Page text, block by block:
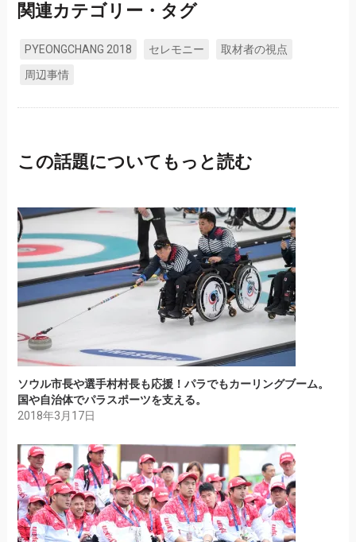
関連カテゴリー・タグ
PYEONGCHANG 2018 セレモニー
取材者の視点
周辺事情
この話題についてもっと読む
ソウル市長や選手村村長も応援！パラでもカーリングブーム。
国や自治体でパラスポーツを支える。
2018年3月17日